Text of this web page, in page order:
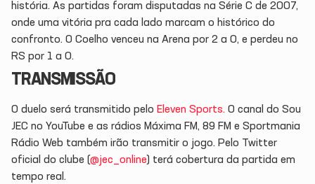
história. As partidas foram disputadas na Série C de 2007,
onde uma vitória pra cada lado marcam o histórico do
confronto. O Coelho venceu na Arena por 2 a 0, e perdeu no
RS por 1 a 0.
TRANSMISSÃO
O duelo será transmitido pelo Eleven Sports. O canal do Sou
JEC no YouTube e as rádios Máxima FM, 89 FM e Sportmania
Rádio Web também irão transmitir o jogo. Pelo Twitter
oficial do clube (@jec_online) terá cobertura da partida em
tempo real.